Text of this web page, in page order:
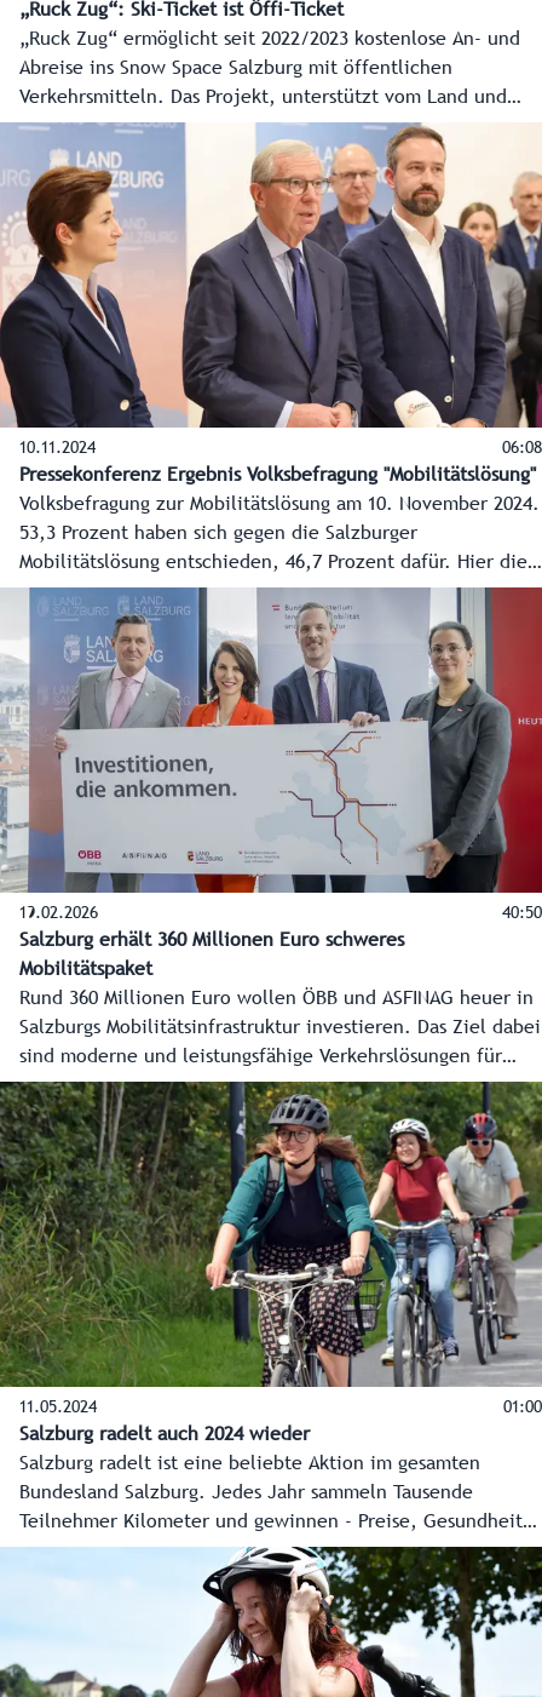
„Ruck Zug“: Ski-Ticket ist Öffi-Ticket
„Ruck Zug“ ermöglicht seit 2022/2023 kostenlose An- und
Abreise ins Snow Space Salzburg mit öffentlichen
Verkehrsmitteln. Das Projekt, unterstützt vom Land und
Verkehrsverbund Salzburg, hilft Staus zu vermeiden und
bietet eine entspannte Anreise. In der vergangenen Saison
wurden so 50 Tonnen CO2 eingespart. Auch in anderen
Bereichen wird in den Skigebieten auf Ökologie und
Ressourcenschonung geachtet - Künstliche Intelligenz hilft
dabei.
10.11.2024 06:08
Pressekonferenz Ergebnis Volksbefragung "Mobilitätslösung"
Volksbefragung zur Mobilitätslösung am 10. November 2024.
53,3 Prozent haben sich gegen die Salzburger
Mobilitätslösung entschieden, 46,7 Prozent dafür. Hier die
ersten Reaktionen der Spitzen der Landesregierung.
19.02.2026 40:50
Salzburg erhält 360 Millionen Euro schweres
Mobilitätspaket
Rund 360 Millionen Euro wollen ÖBB und ASFINAG heuer in
Salzburgs Mobilitätsinfrastruktur investieren. Das Ziel dabei
sind moderne und leistungsfähige Verkehrslösungen für
Bus, Bahn und Straße. Die Details des 360 Millionen Euro
schweren Mobilitätspakets für Salzburg haben
Landeshauptfrau Karoline Edtstadler und Verkehrsminister
Peter Hanke gemeinsam mit ÖBB und ASFINAG in einer
Pressekonferenz präsentiert.
11.05.2024 01:00
Salzburg radelt auch 2024 wieder
Salzburg radelt ist eine beliebte Aktion im gesamten
Bundesland Salzburg. Jedes Jahr sammeln Tausende
Teilnehmer Kilometer und gewinnen - Preise, Gesundheit
und Lebensqualität.